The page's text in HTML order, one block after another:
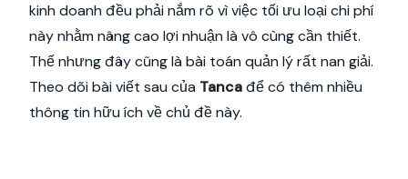
kinh doanh đều phải nắm rõ vì việc tối ưu loại chi phí
này nhằm nâng cao lợi nhuận là vô cùng cần thiết.
Thế nhưng đây cũng là bài toán quản lý rất nan giải.
Theo dõi bài viết sau của Tancađể có thêm nhiều
thông tin hữu ích về chủ đề này.